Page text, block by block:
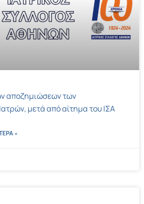
αποζημιώσεων των
μετά από αίτημα του ΙΣΑ
»